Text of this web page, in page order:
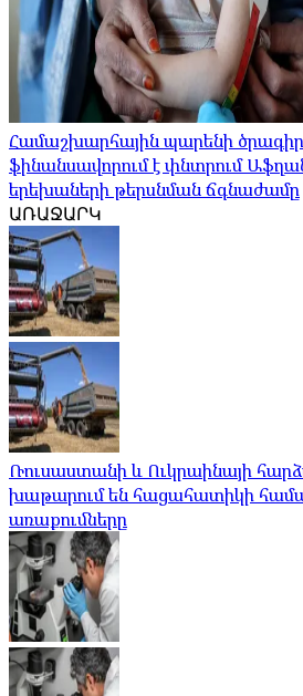
Համաշխարհային պարենի
ֆինանսավորում է փնտրում
երեխաների թերսնման ճգնաժամը
ԱՌԱՋԱՐԿ
Ռուսաստանի և Ուկրաինայի
խաթարում են հացահատիկի
առաքումները